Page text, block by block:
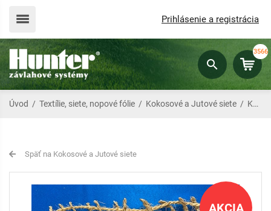
Prihlásenie a registrácia
3566
Úvod / Textílie, siete, nopové fólie / Kokosové a Jutové siete / Kokosová rohož 700 g/m2
Späť na Kokosové a Jutové siete
AKCIA